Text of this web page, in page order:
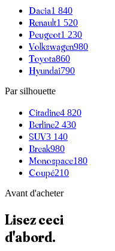
Dacia1 840
Renault1 520
Peugeot1 230
Volkswagen980
Toyota860
Hyundai790
Par silhouette
Citadine4 820
Berline2 430
SUV3 140
Break980
Monospace180
Coupé210
Avant d'acheter
Lisez ceci
d'abord.